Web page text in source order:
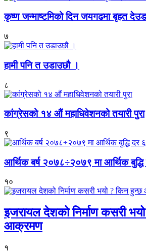
कृष्ण जन्माष्टमिको दिन जयगढमा बृहत
७
हामी पनि त उडाउछौ ।
८
कांग्रेसको १४ औं महाधिवेशनको तयारी पुरा
९
आर्थिक बर्ष २०७८÷२०७९ मा आर्थिक
१०
इजरायल देशको निर्माण कसरी
आक्रमण
१